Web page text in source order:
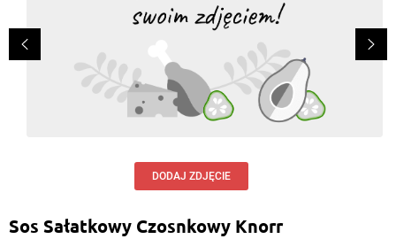
DODAJ ZDJĘCIE
Sos Sałatkowy Czosnkowy Knorr